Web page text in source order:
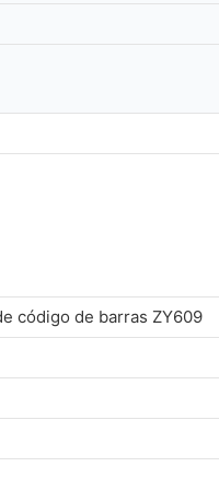
código de barras ZY609